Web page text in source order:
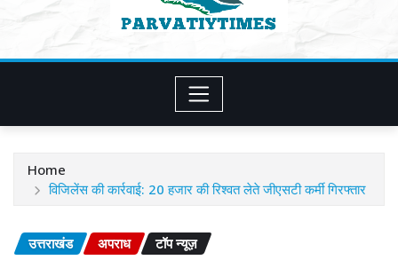
Home
विजिलेंस की कार्रवाई: 20 हजार की रिश्वत लेते जीएसटी कर्मी गिरफ्तार
उत्तराखंड अपराध टॉप न्यूज़